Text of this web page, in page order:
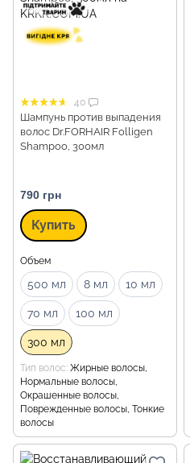
40
Шампунь против выпадения
волос Dr.FORHAIR Folligen
Shampoo, 300мл
790 грн
Купить
Объем
500 мл 8 мл 10 мл
70 мл 100 мл
300 мл
Тип волос Жирные волосы,
Нормальные волосы,
Окрашенные волосы,
Поврежденные волосы, Тонкие
волосы